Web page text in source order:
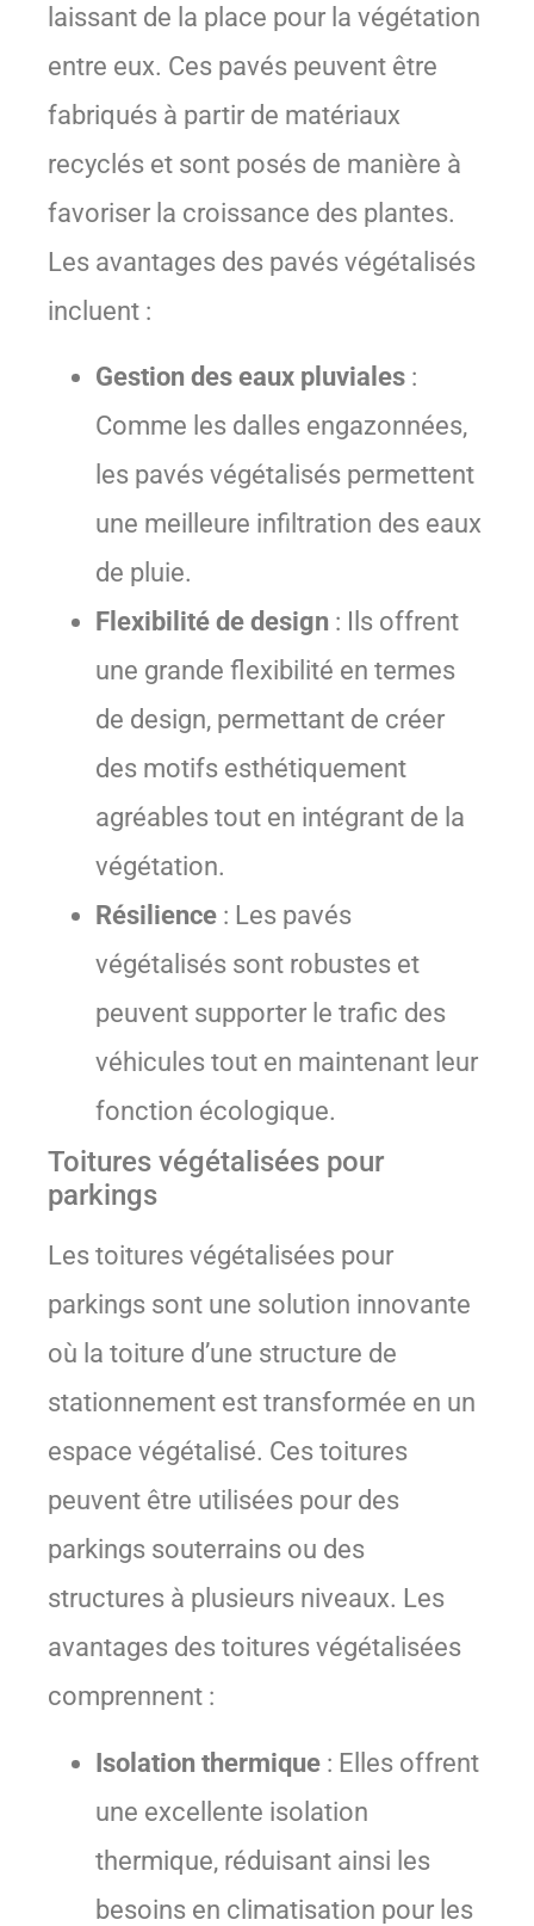
laissant de la place pour la végétation
entre eux. Ces pavés peuvent être
fabriqués à partir de matériaux
recyclés et sont posés de manière à
favoriser la croissance des plantes.
Les avantages des pavés végétalisés
incluent :
Gestion des eaux pluviales :
Comme les dalles engazonnées,
les pavés végétalisés permettent
une meilleure infiltration des eaux
de pluie.
Flexibilité de design : Ils offrent
une grande flexibilité en termes
de design, permettant de créer
des motifs esthétiquement
agréables tout en intégrant de la
végétation.
Résilience : Les pavés
végétalisés sont robustes et
peuvent supporter le trafic des
véhicules tout en maintenant leur
fonction écologique.
Toitures végétalisées pour
parkings
Les toitures végétalisées pour
parkings sont une solution innovante
où la toiture d’une structure de
stationnement est transformée en un
espace végétalisé. Ces toitures
peuvent être utilisées pour des
parkings souterrains ou des
structures à plusieurs niveaux. Les
avantages des toitures végétalisées
comprennent :
Isolation thermique : Elles offrent
une excellente isolation
thermique, réduisant ainsi les
besoins en climatisation pour les